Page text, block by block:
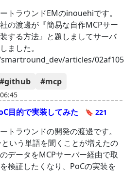
トラウンドEMのinouehiです。
の渡邊が『簡易な自作MCPサー
する方法』と題しましてサーバ
ました。
articles/02af105
#github #mcp
目的で実装してみた 🔖 221
トラウンドの開発の渡邊です。
いう単語を聞くことが増えたの
データをMCPサーバー経由で取
検証したくなり、PoCの実装を